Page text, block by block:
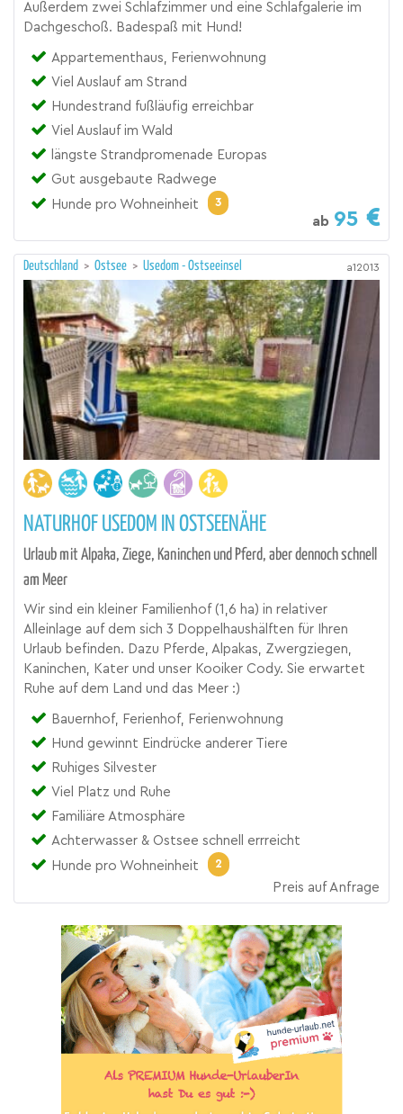
Außerdem zwei Schlafzimmer und eine Schlafgalerie im
Dachgeschoß. Badespaß mit Hund!
Appartementhaus, Ferienwohnung
Viel Auslauf am Strand
Hundestrand fußläufig erreichbar
Viel Auslauf im Wald
längste Strandpromenade Europas
Gut ausgebaute Radwege
Hunde pro Wohneinheit
3
ab 95
Deutschland > Ostsee > Usedom - Ostseeinsel a12013
NATURHOF USEDOM IN OSTSEENÄHE
Urlaub mit Alpaka, Ziege, Kaninchen und Pferd, aber dennoch schnell
am Meer
Wir sind ein kleiner Familienhof (1,6 ha) in relativer
Alleinlage auf dem sich 3 Doppelhaushälften für Ihren
Urlaub befinden. Dazu Pferde, Alpakas, Zwergziegen,
Kaninchen, Kater und unser Kooiker Cody. Sie erwartet
Ruhe auf dem Land und das Meer :)
Bauernhof, Ferienhof, Ferienwohnung
Hund gewinnt Eindrücke anderer Tiere
Ruhiges Silvester
Viel Platz und Ruhe
Familiäre Atmosphäre
Achterwasser & Ostsee schnell errreicht
Hunde pro Wohneinheit
2
Preis auf Anfrage